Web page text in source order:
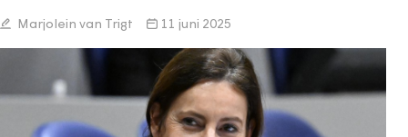
Marjolein van Trigt 11 juni 2025